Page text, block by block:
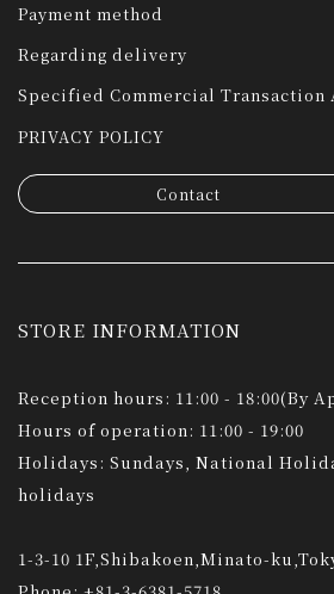
Payment method
Regarding delivery
Specified Commercial Transaction
PRIVACY POLICY
Contact
STORE INFORMATION
Reception hours: 11:00 - 18:00(By
Hours of operation: 11:00 - 19:00
Holidays: Sundays, National
holidays
1-3-10 1F,Shibakoen,Minato-